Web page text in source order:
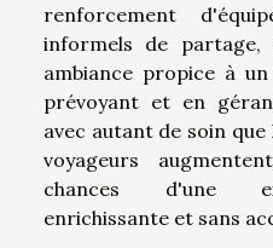
renforcement
informels de
ambiance propice à
prévoyant et en
avec autant de soin
voyageurs
chances d'une
enrichissante et sans